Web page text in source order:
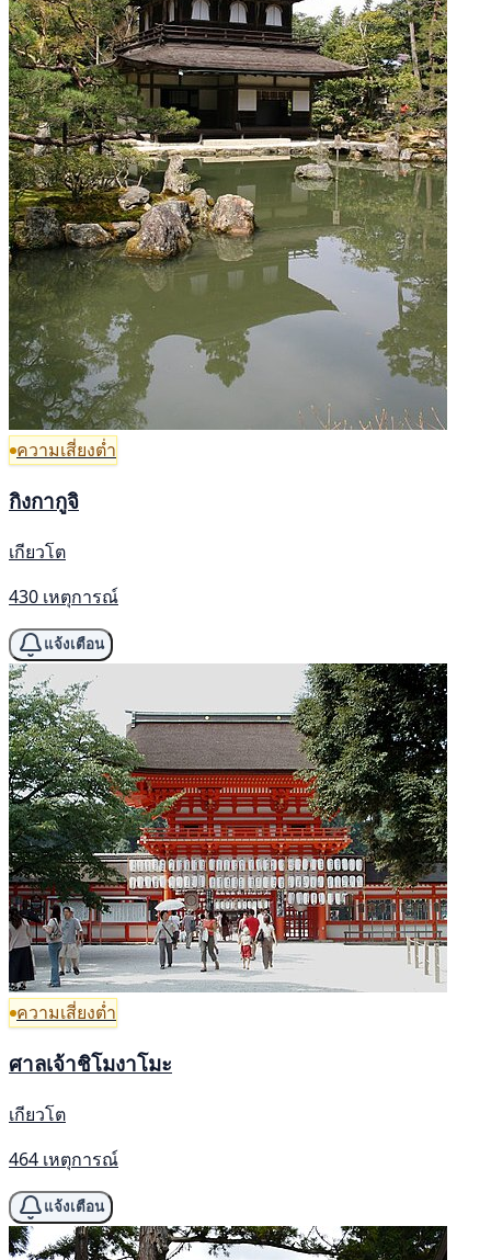
ความเสี่ยงต่ำ
กิงกากูจิ
เกียวโต
430 เหตุการณ์
แจ้งเตือน
ความเสี่ยงต่ำ
ศาลเจ้าชิโมงาโมะ
เกียวโต
464 เหตุการณ์
แจ้งเตือน